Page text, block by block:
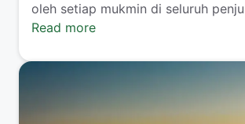
oleh setiap mukmin di seluruh
Read more